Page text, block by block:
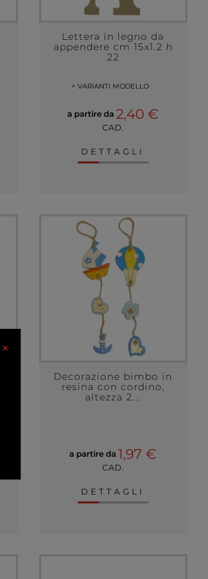
Lettera in legno da
appendere cm 15x1.2 h
22
+ VARIANTI MODELLO
a partire da2,40 €
CAD.
DETTAGLI
Decorazione bimbo in
resina con cordino,
altezza 2...
a partire da 1,97 €
CAD.
DETTAGLI
×